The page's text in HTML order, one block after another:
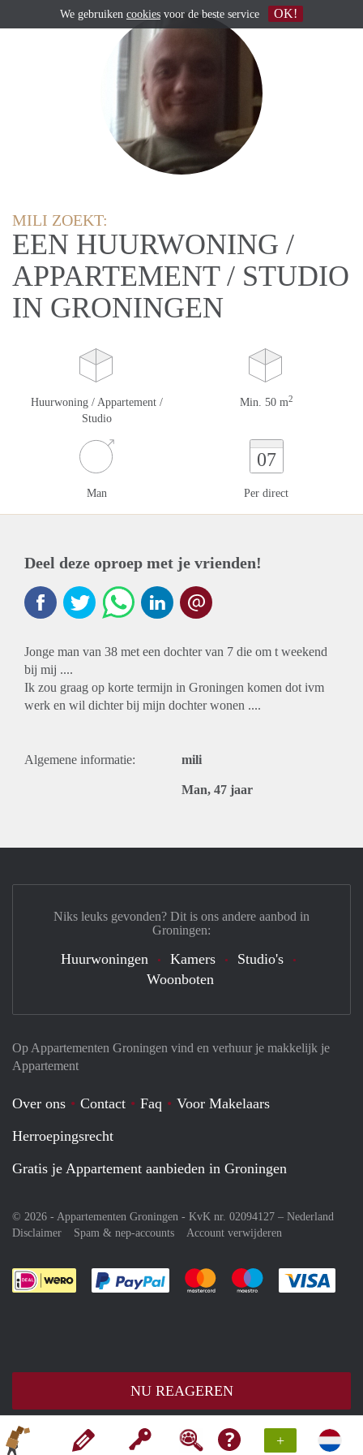
+
MILI ZOEKT:
EEN HUURWONING /
APPARTEMENT / STUDIO
IN GRONINGEN
Huurwoning / Appartement /
Studio
Min. 50 m2
Man
07
Per direct
Deel deze oproep met je vrienden!
Jonge man van 38 met een dochter van 7 die om t weekend
bij mij ....
Ik zou graag op korte termijn in Groningen komen dot ivm
werk en wil dichter bij mijn dochter wonen ....
Algemene informatie: mili
Man, 47 jaar
NU REAGEREN
Op Appartementen Groningen vind en verhuur je makkelijk je
Appartement
Over ons Contact Faq
Voor Makelaars
Herroepingsrecht
Gratis je Appartement aanbieden in Groningen
© 2026 - Appartementen Groningen - KvK nr. 02094127 – Nederland
Disclaimer
Spam & nep-accounts Account verwijderen
Je rekent gemakkelijk af met Paypal
Je rekent gemakkelijk af met
Je rekent
Niks leuks gevonden? Dit is ons andere aanbod in
Groningen:
Huurwoningen Kamers
Studio's
Woonboten
We gebruiken cookies voor de beste service OK!